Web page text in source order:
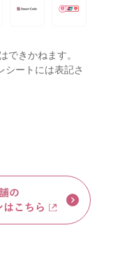
できかねます。
シートには表記さ